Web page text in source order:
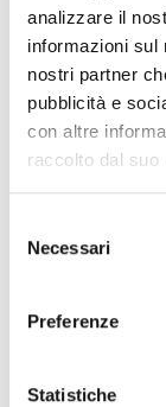
analizzare il
informazioni sul
nostri partner
pubblicità e
con altre
raccolto dal suo
delNecessari
Preferenze
Statistiche
Entità del
Dotazione
Contributo
Quota di
Bando
ufficiale del